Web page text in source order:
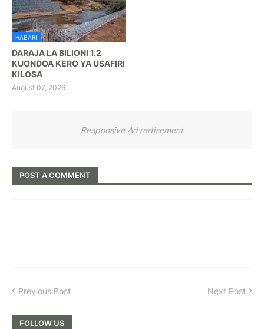
HABARI
DARAJA LA BILIONI 1.2
KUONDOA KERO YA USAFIRI
KILOSA
August 07, 2026
Responsive Advertisement
POST A COMMENT
Previous Post Next Post
FOLLOW US